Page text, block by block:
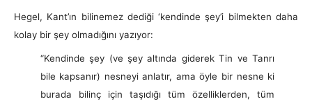
Hegel, Kant’ın bilinemez dediği ‘kendinde şey’i bilmekten daha
kolay bir şey olmadığını yazıyor:
“Kendinde şey (ve şey altında giderek Tin ve Tanrı
bile kapsanır) nesneyi anlatır, ama öyle bir nesne ki
burada bilinç için taşıdığı tüm özelliklerden, tüm